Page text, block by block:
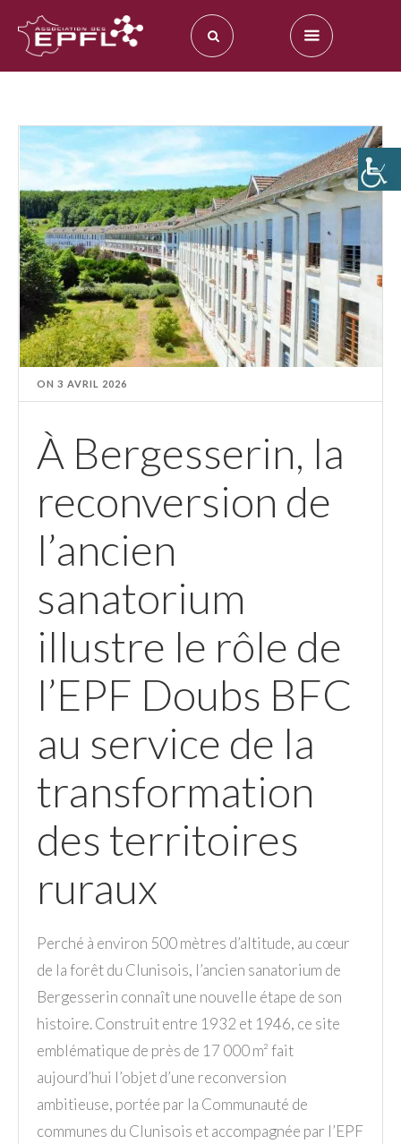
ON3 AVRIL 2026
À Bergesserin, la
reconversion de
l’ancien
sanatorium
illustre le rôle de
l’EPF Doubs BFC
au service de la
transformation
des territoires
ruraux
Perché à environ 500 mètres d’altitude, au cœur
de la forêt du Clunisois, l’ancien sanatorium de
Bergesserin connaît une nouvelle étape de son
histoire. Construit entre 1932 et 1946, ce site
emblématique de près de 17 000 m² fait
aujourd’hui l’objet d’une reconversion
ambitieuse, portée par la Communauté de
communes du Clunisois et accompagnée par l’EPF